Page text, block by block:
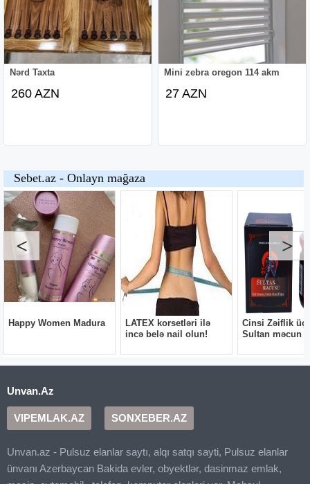
Nərd Taxta
260 AZN
Mini zebra oregon 114 akm
27 AZN
Unvan.Az
VIPEMLAK.AZ SONXEBER.AZ
Unvan.az - Pulsuz elanlar saytı, alqı satqı sayti, Pulsuz elanlar
ünvanı Azerbaycan Bakida evler, obyektlər, dasinmaz emlak,